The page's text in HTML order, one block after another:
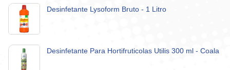
Desinfetante Lysoform Bruto - 1 Litro
Desinfetante Para Hortifruticolas Utilis 300 ml - Coala